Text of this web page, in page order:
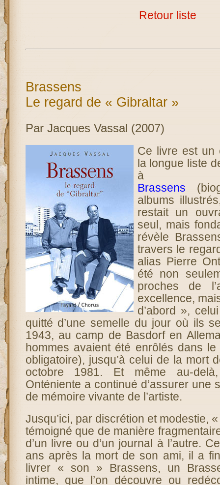
Retour liste
Brassens
Le regard de « Gibraltar »
Par Jacques Vassal (2007)
Ce livre est un
la longue liste
Brassens
albums
restait un
seul, mais
révèle
travers le
alias Pierre
été non
proches de
excellence,
d’abord »,
quitté d’une semelle du jour où ils
1943, au camp de Basdorf en
hommes avaient été enrôlés dans
obligatoire), jusqu’à celui de la mort
octobre 1981. Et même au-
Onténiente a continué d’assurer une
de mémoire vivante de l’artiste.
Jusqu’ici, par discrétion et modestie,
témoigné que de manière
d’un livre ou d’un journal à l’autre.
ans après la mort de son ami, il a
livrer « son » Brassens, un
intime, que l’on découvre ou